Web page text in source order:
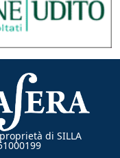
di SILLA